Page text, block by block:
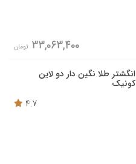
33,063,400 تومان
انگشتر طلا نگین دار دو لاین
کونیک
4.7